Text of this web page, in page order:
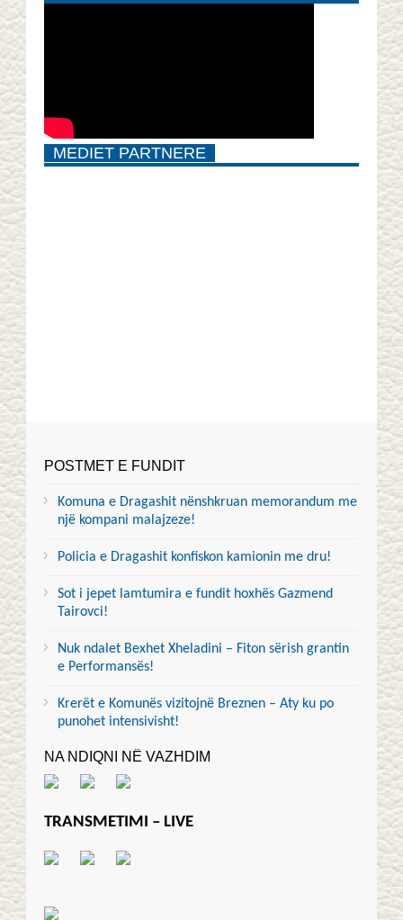
MEDIET PARTNERE
POSTMET E FUNDIT
Komuna e Dragashit nënshkruan memorandum me
një kompani malajzeze!
Policia e Dragashit konfiskon kamionin me dru!
Sot i jepet lamtumira e fundit hoxhës Gazmend
Tairovci!
Nuk ndalet Bexhet Xheladini – Fiton sërish grantin
e Performansës!
Krerët e Komunës vizitojnë Breznen – Aty ku po
punohet intensivisht!
NA NDIQNI NË VAZHDIM
TRANSMETIMI – LIVE